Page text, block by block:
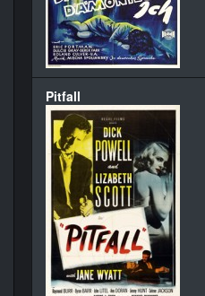
Pitfall